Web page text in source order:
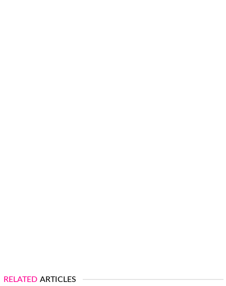
RELATED ARTICLES